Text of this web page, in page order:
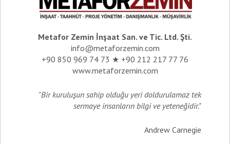
Metafor Zemin İnşaat San. ve Tic. Ltd. Şti.
info@metaforzemin.com
+90 850 969 74 73 ★ +90 212 217 77 76
www.metaforzemin.com
"Bir kuruluşun sahip olduğu yeri doldurulamaz tek
sermaye insanların bilgi ve yeteneğidir."
Andrew Carnegie